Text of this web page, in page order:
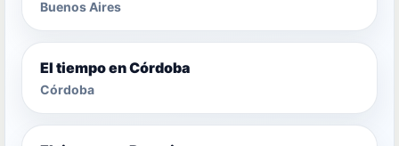
Buenos Aires
El tiempo en Córdoba
Córdoba